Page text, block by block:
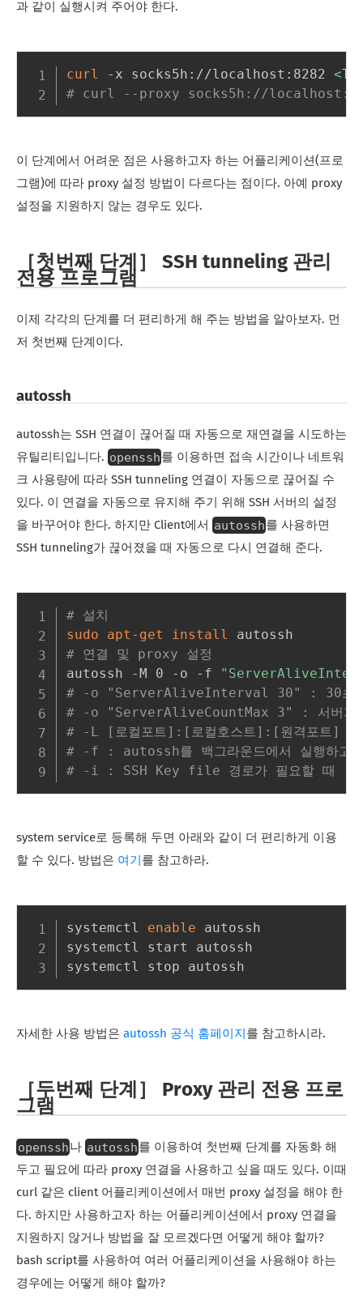
과 같이 실행시켜 주어야 한다.
curl -x socks5h://localhost:8282 <
# curl --proxy socks5h://
이 단계에서 어려운 점은 사용하고자 하는 어플리케이션(프로
그램)에 따라 proxy 설정 방법이 다르다는 점이다. 아예 proxy
설정을 지원하지 않는 경우도 있다.
［첫번째 단계］ SSH tunneling 관리
전용 프로그램
이제 각각의 단계를 더 편리하게 해 주는 방법을 알아보자. 먼
저 첫번째 단계이다.
autossh
autossh는 SSH 연결이 끊어질 때 자동으로 재연결을 시도하는
유틸리티입니다. openssh 를 이용하면 접속 시간이나 네트워
크 사용량에 따라 SSH tunneling 연결이 자동으로 끊어질 수
있다. 이 연결을 자동으로 유지해 주기 위해 SSH 서버의 설정
을 바꾸어야 한다. 하지만 Client에서
autossh 를 사용하면
SSH tunneling가 끊어졌을 때 자동으로 다시 연결해 준다.
# 설치
sudo
apt-get install
# 연결 및 proxy 설정
autossh -M 0 -o -f
# -o "ServerAliveInterval 30" : 30초마
# -o "ServerAliveCountMax 3" : 서버가 3
# -L [로컬포트]:[로컬호스트]:[원격포트] :
# -f : autossh를 백그라운드에서 실행하고
# -i : SSH Key file 경로가 필요할 때
system service로 등록해 두면 아래와 같이 더 편리하게 이용
할 수 있다. 방법은 여기 를 참고하라.
systemctl enable autossh
systemctl start autossh
자세한 사용 방법은 autossh 공식 홈페이지 를 참고하시라.
［두번째 단계］ Proxy 관리 전용 프로
그램
openssh 나 autossh 를 이용하여 첫번째 단계를 자동화 해
두고 필요에 따라 proxy 연결을 사용하고 싶을 때도 있다. 이때
curl 같은 client 어플리케이션에서 매번 proxy 설정을 해야 한
다. 하지만 사용하고자 하는 어플리케이션에서 proxy 연결을
지원하지 않거나 방법을 잘 모르겠다면 어떻게 해야 할까?
bash script를 사용하여 여러 어플리케이션을 사용해야 하는
경우에는 어떻게 해야 할까?